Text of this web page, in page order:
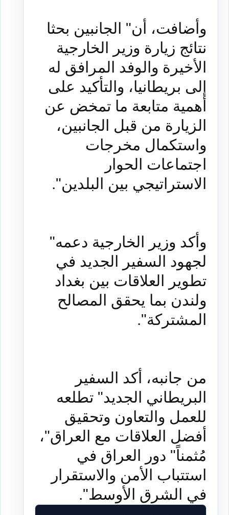
وأضافت، أن" الجانبين بحثا
نتائج زيارة وزير الخارجية
الأخيرة والوفد المرافق له
إلى بريطانيا، والتأكيد على
أهمية متابعة ما تمخض عن
الزيارة من قبل الجانبين،
واستكمال مخرجات
اجتماعات الحوار
الاستراتيجي بين البلدين".
وأكد وزير الخارجية دعمه"
لجهود السفير الجديد في
تطوير العلاقات بين بغداد
ولندن بما يحقق المصالح
المشتركة".
من جانبه، أكد السفير
البريطاني الجديد" تطلعه
للعمل والتعاون وتحقيق
أفضل العلاقات مع العراق"،
مُثمناً" دور العراق في
استتباب الأمن والاستقرار
في الشرق الأوسط".